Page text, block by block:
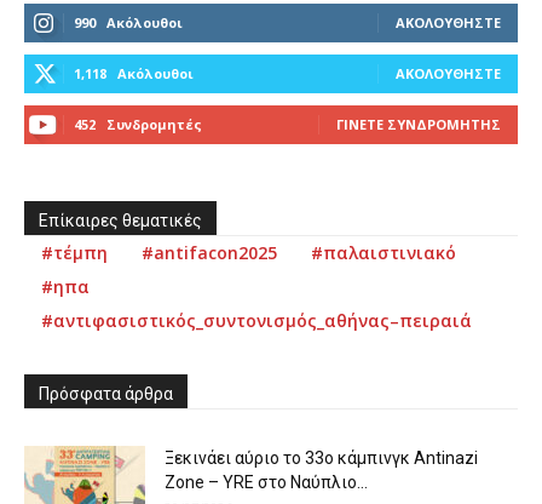
990 Ακόλουθοι ΑΚΟΛΟΥΘΉΣΤΕ
1,118 Ακόλουθοι ΑΚΟΛΟΥΘΉΣΤΕ
452 Συνδρομητές ΓΊΝΕΤΕ ΣΥΝΔΡΟΜΗΤΉΣ
Επίκαιρες θεματικές
#τέμπη #antifacon2025
#παλαιστινιακό
#ηπα
#αντιφασιστικός_συντονισμός_αθήνας–πειραιά
Πρόσφατα άρθρα
Ξεκινάει αύριο το 33ο κάμπινγκ Antinazi
Zone – YRE στο Ναύπλιο...